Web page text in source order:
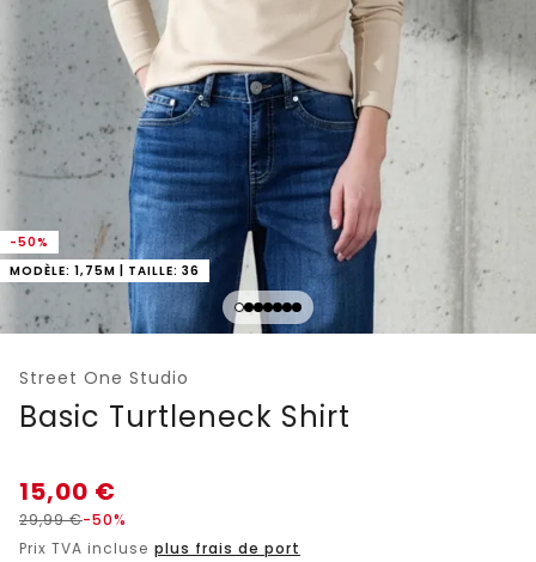
-50%
MODÈLE: 1,75M | TAILLE: 36
Street One Studio
Basic Turtleneck Shirt
15,00 €
29,99€-50%
Prix TVA incluse plus frais de port